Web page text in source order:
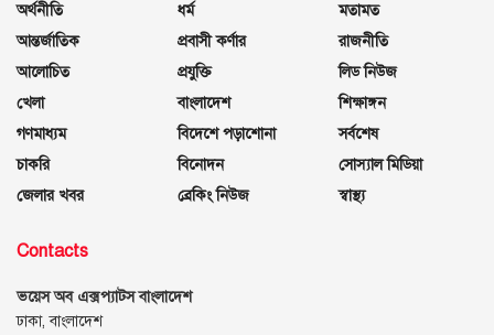
অর্থনীতি
আন্তর্জাতিক
আলোচিত
খেলা
গণমাধ্যম
চাকরি
জেলার খবর
ধর্ম
প্রবাসী কর্ণার
প্রযুক্তি
বাংলাদেশ
বিদেশে পড়াশোনা
বিনোদন
ব্রেকিং নিউজ
মতামত
রাজনীতি
লিড নিউজ
শিক্ষাঙ্গন
সর্বশেষ
সোস্যাল মিডিয়া
স্বাস্থ্য
Contacts
ভয়েস অব এক্সপ্যাটস বাংলাদেশ
ঢাকা, বাংলাদেশ